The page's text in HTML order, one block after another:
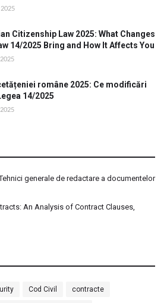
Citizenship Law 2025: What Changes
14/2025 Bring and How It Affects You
române 2025: Ce modificări
14/2025
generale de redactare a documentelor
An Analysis of Contract Clauses,
Cod Civil contracte